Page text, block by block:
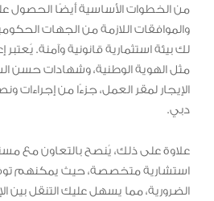
والموافقات اللازمة من الجهات
لك بيئة استثمارية قانونية وآمنة. يُعتبر
مثل الهوية الوطنية، وشهادات حسن
الإيجار لمقر العمل، جزءًا من
دبي.
علاوة على ذلك، يُنصح بالتعاون مع
استشارية متخصصة، حيث يمكنهم
الضرورية، مما يسهل عليك التنقل بين